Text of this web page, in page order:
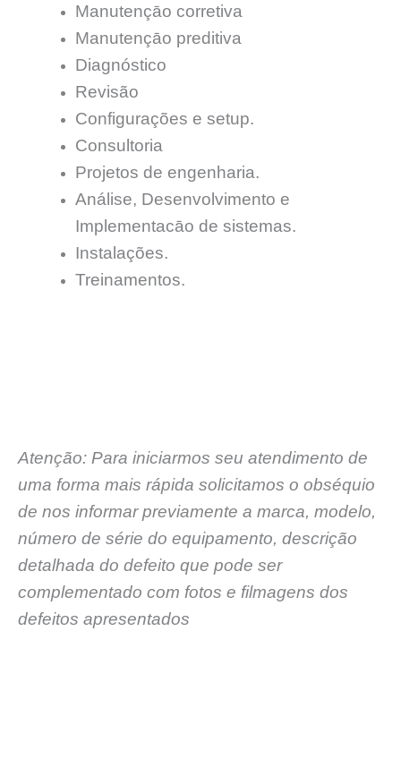
Manutençāo corretiva
Manutençāo preditiva
Diagnóstico
Revisão
Configurações e setup.
Consultoria
Projetos de engenharia.
Análise, Desenvolvimento e
Implementacāo de sistemas.
Instalações.
Treinamentos.
Atenção: Para iniciarmos seu atendimento de
uma forma mais rápida solicitamos o obséquio
de nos informar previamente a marca, modelo,
número de série do equipamento, descrição
detalhada do defeito que pode ser
complementado com fotos e filmagens dos
defeitos apresentados